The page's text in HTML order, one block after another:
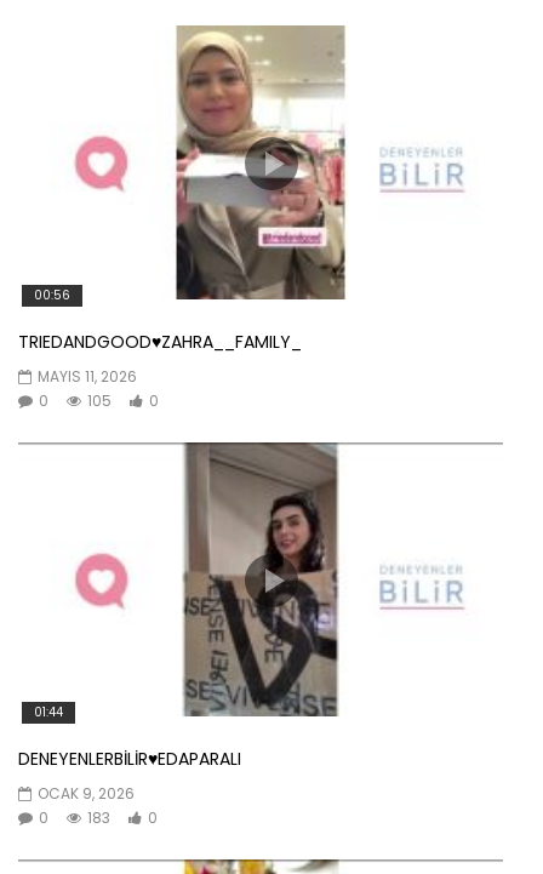
00:56
TRIEDANDGOOD♥️ZAHRA__FAMILY_
MAYIS 11, 2026
0
105 0
01:44
DENEYENLERBİLİR♥️EDAPARALI
OCAK 9, 2026
0
183 0